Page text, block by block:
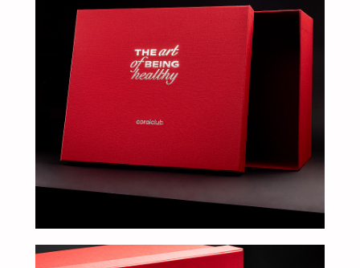
Свяжитесь с нами для консультации. Мы обсудим
ваши потребности, предложим варианты и
разработаем упаковку, которая подчеркнет
уникальность вашей продукции. Наши
специалисты готовы ответить на все вопросы и
ЗАПОЛНИТЕ ЗАЯВКУ, И
МЫ ПОДБЕРЕМ ДЛЯ ВАС
ИДЕАЛЬНОЕ РЕШЕНИЕ